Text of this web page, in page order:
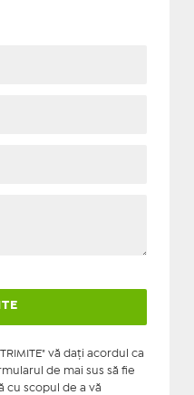
vă daţi acordul ca
de mai sus să fie
cu scopul de a vă